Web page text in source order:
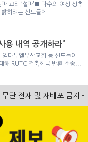
교리 ‘설파’■ 다수의 여성 성추
히려는 신도들에...
용 내역 공개하라”
마누엘부산교회 등 신도들이
해 RUTC 건축헌금 반환 소송...
단 전재 및 재배포 금지 -